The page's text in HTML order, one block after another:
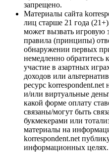
запрещено.
Материалы сайта
лиц старше 21 года
может вызвать игровую
правила (принципы)
обнаружении первых
немедленно обратитесь
участие в азартных
доходов или
ресурс
и/или виртуальные
какой форме оплату
связаны/могут быть
букмекерами или
материалы на
korrespondent.net
информационных целях.